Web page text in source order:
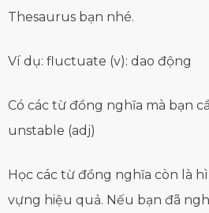
Thesaurus bạn nhé.
Ví dụ: fluctuate (v): dao động
Có các từ đồng nghĩa mà bạn
unstable (adj)
Học các từ đồng nghĩa còn là
vựng hiệu quả. Nếu bạn đã